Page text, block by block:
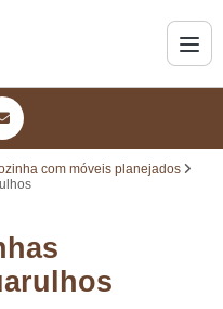
com móveis planejados